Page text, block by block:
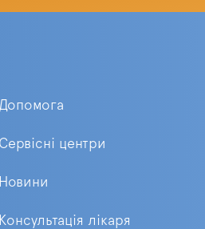
Допомога
Сервісні центри
Новини
Консультація лікаря